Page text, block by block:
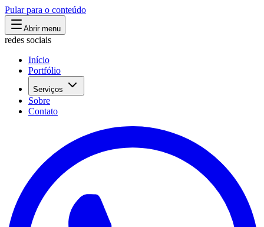
Pular para o conteúdo
Abrir menu
redes sociais
Início
Portfólio
Serviços
Sobre
Contato